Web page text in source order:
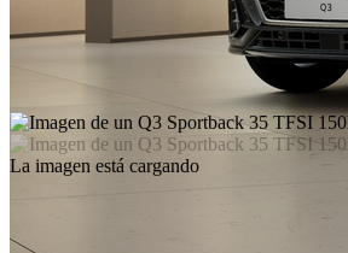
La imagen está cargando